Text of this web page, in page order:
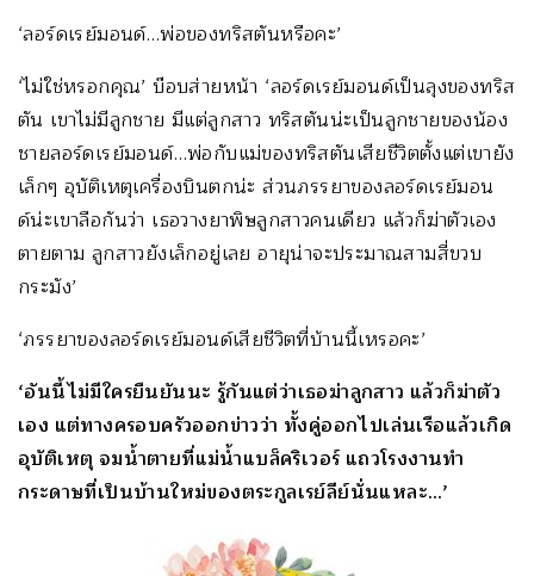
‘ลอร์ดเรย์มอนด์…พ่อของทริสตันหรือคะ’
‘ไม่ใช่หรอกคุณ’ บ๊อบส่ายหน้า ‘ลอร์ดเรย์มอนด์เป็นลุงของทริส
ตัน เขาไม่มีลูกชาย มีแต่ลูกสาว ทริสตันน่ะเป็นลูกชายของน้อง
ชายลอร์ดเรย์มอนด์…พ่อกับแม่ของทริสตันเสียชีวิตตั้งแต่เขายัง
เล็กๆ อุบัติเหตุเครื่องบินตกน่ะ ส่วนภรรยาของลอร์ดเรย์มอน
ด์น่ะเขาลือกันว่า เธอวางยาพิษลูกสาวคนเดียว แล้วก็ฆ่าตัวเอง
ตายตาม ลูกสาวยังเล็กอยู่เลย อายุน่าจะประมาณสามสี่ขวบ
กระมัง’
‘ภรรยาของลอร์ดเรย์มอนด์เสียชีวิตที่บ้านนี้เหรอคะ’
‘อันนี้ไม่มีใครยืนยันนะ รู้กันแต่ว่าเธอฆ่าลูกสาว แล้วก็ฆ่าตัว
เอง แต่ทางครอบครัวออกข่าวว่า ทั้งคู่ออกไปเล่นเรือแล้วเกิด
อุบัติเหตุ จมน้ำตายที่แม่น้ำแบล็คริเวอร์ แถวโรงงานทำ
กระดาษที่เป็นบ้านใหม่ของตระกูลเรย์ลีย์นั่นแหละ…’